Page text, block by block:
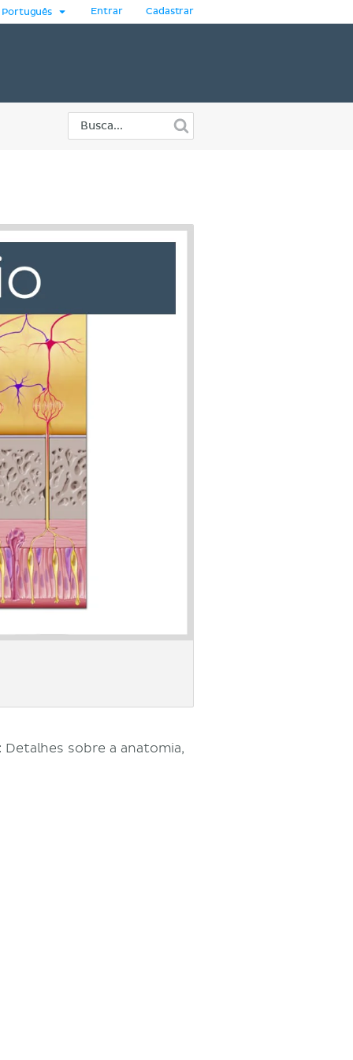
Entrar Cadastrar
sobre a anatomia,